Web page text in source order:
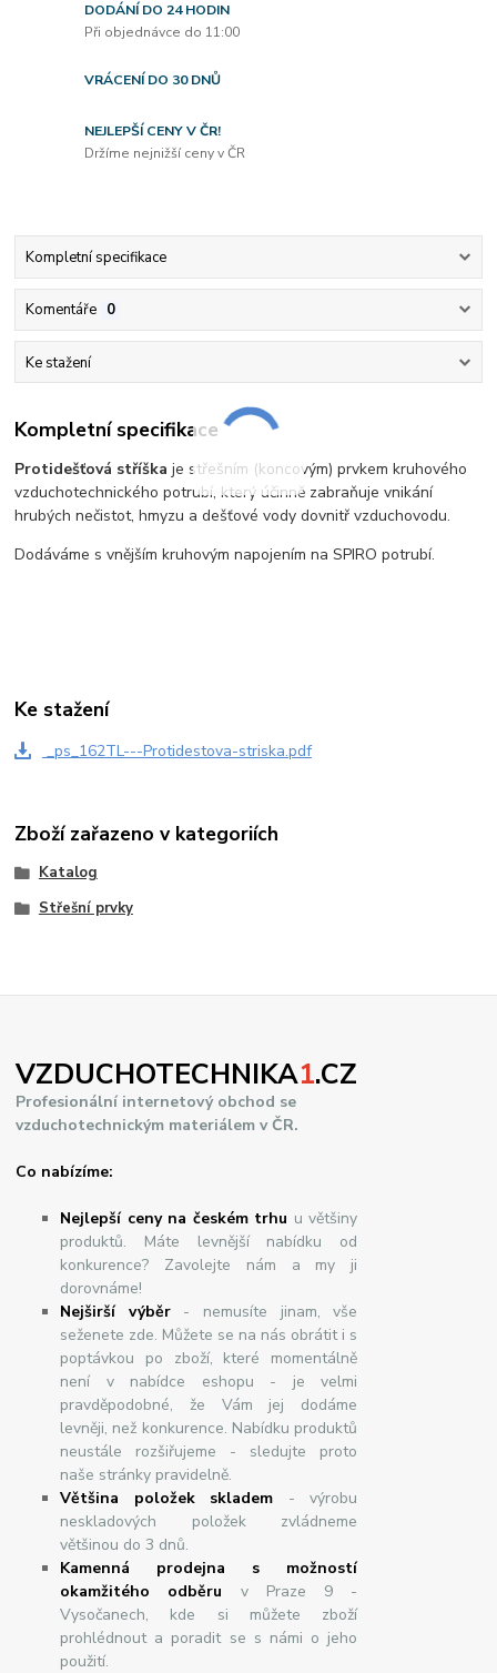
DODÁNÍ DO 24 HODIN
Při objednávce do 11:00
VRÁCENÍ DO 30 DNŮ
NEJLEPŠÍ CENY V ČR!
Držíme nejnižší ceny v ČR
Kompletní specifikace
Komentáře 0
Ke stažení
Kompletní specifikace
Protidešťová stříška je střešním (koncovým) prvkem kruhového
vzduchotechnického potrubí, který účinně zabraňuje vnikání
hrubých nečistot, hmyzu a dešťové vody dovnitř vzduchovodu.
Dodáváme s vnějším kruhovým napojením na SPIRO potrubí.
Ke stažení
_ps_162TL---Protidestova-striska.pdf
Zboží zařazeno v kategoriích
Katalog
Střešní prvky
VZDUCHOTECHNIKA1.CZ
Profesionální internetový obchod se
vzduchotechnickým materiálem v ČR.
Co nabízíme:
Nejlepší ceny na českém trhu u většiny
produktů. Máte levnější nabídku od
konkurence? Zavolejte nám a my ji
dorovnáme!
Nejširšívýběr- nemusíte jinam, vše
seženete zde. Můžete se na nás obrátit i s
poptávkou po zboží, které momentálně
není v nabídce eshopu - je velmi
pravděpodobné, že Vám jej dodáme
levněji, než konkurence. Nabídku produktů
neustále rozšiřujeme - sledujte proto
naše stránky pravidelně.
Většina položek skladem - výrobu
neskladových položek zvládneme
většinou do 3 dnů.
Kamenná prodejna s možností
okamžitého odběru v Praze 9 -
Vysočanech, kde si můžete zboží
prohlédnout a poradit se s námi o jeho
použití.